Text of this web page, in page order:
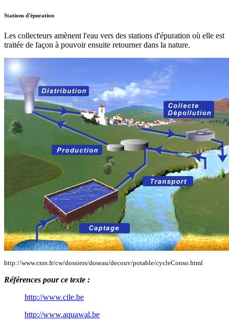
Stations d'épuration
Les collecteurs amènent l'eau vers des stations d'épuration où elle est
traitée de façon à pouvoir ensuite retourner dans la nature.
http://www.cnrs.fr/cw/dossiers/doseau/decouv/potable/cycleConso.html
Références pour ce texte :
http://www.cile.be
http://www.aquawal.be